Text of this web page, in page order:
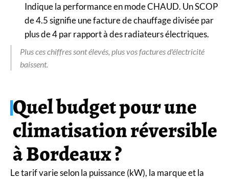
Indique la performance en mode CHAUD. Un SCOP
de 4.5 signifie une facture de chauffage divisée par
plus de 4 par rapport à des radiateurs électriques.
Plus ces chiffres sont élevés, plus vos factures d'électricité
baissent.
Quel budget pour une
climatisation réversible
à Bordeaux ?
Le tarif varie selon la puissance (kW), la marque et la